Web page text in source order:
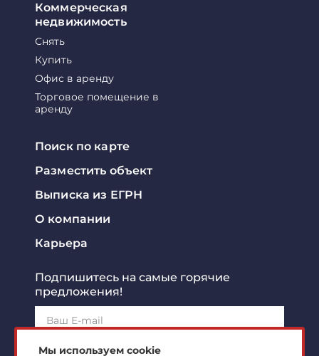
Коммерческая
недвижимость
Снять
Купить
Офис в аренду
Торговое помещение в
аренду
Поиск по карте
Разместить объект
Выписка из ЕГРН
О компании
Карьера
Подпишитесь на самые горячие
предложения!
Подписаться!
Мы используем cookie